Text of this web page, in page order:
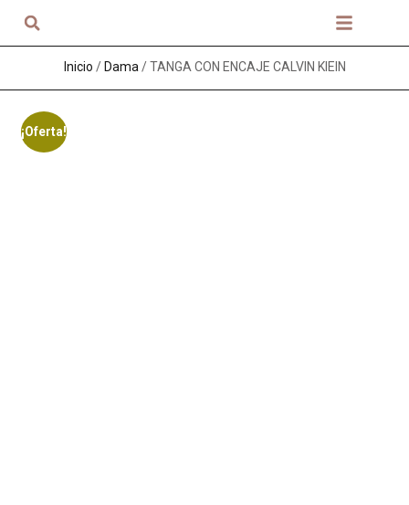
Inicio / Dama / TANGA CON ENCAJE CALVIN KlEIN
¡Oferta!